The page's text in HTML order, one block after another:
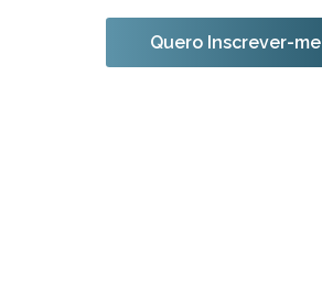
Quero Inscrever-me